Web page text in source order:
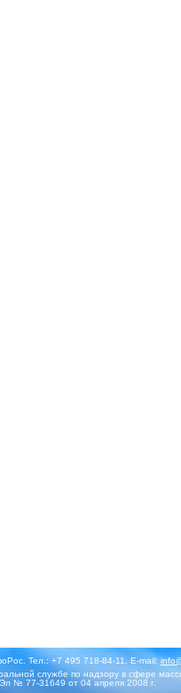
Тел.: +7 495 718-84-11, E-mail:
службе по надзору в сфере
№ 77-31649 от 04 апреля 2008 г.